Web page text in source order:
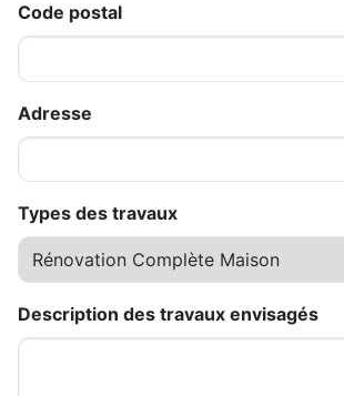
Code postal
Adresse
Types des travaux
Description des travaux envisagés